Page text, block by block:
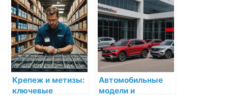
контрольных
кабелей: что
выбрать для
вашего проекта?
современном мире
Крепеж и метизы:
ключевые
Автомобильные
модели и